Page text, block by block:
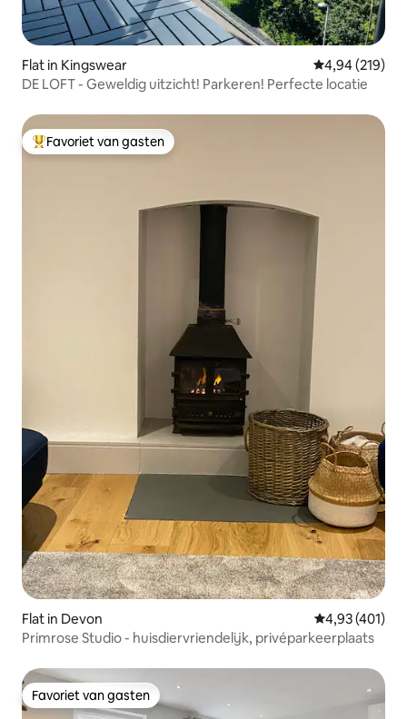
Flat in Kingswear Gemiddelde
4,94 (219)
DE LOFT - Geweldig uitzicht! Parkeren! Perfecte locatie
Topfavoriet van gasten
Favoriet van gasten
Flat in Devon Gemiddelde
4,93 (401)
Primrose Studio - huisdiervriendelijk, privéparkeerplaats
Favoriet van gasten
Favoriet van gasten